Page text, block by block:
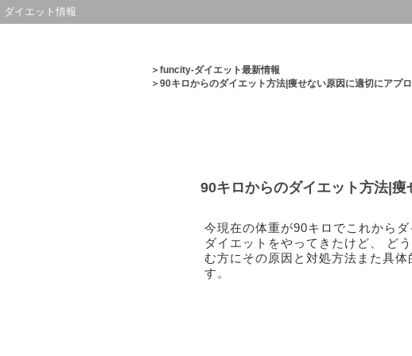
ダイエット情報
＞funcity-ダイエット最新情報
＞90キロからのダイエット方法|痩せない原因に適切にアプ
90キロからのダイエット方法|
今現在の体重が90キロでこれから
ダイエットをやってきたけど、 ど
む方にその原因と対処方法また具
す。